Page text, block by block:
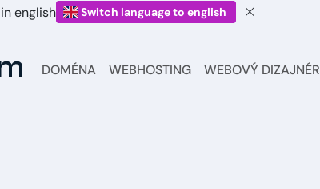
english Switch language to english
DOMÉNA WEBHOSTING WEBOVÝ DIZAJNÉR